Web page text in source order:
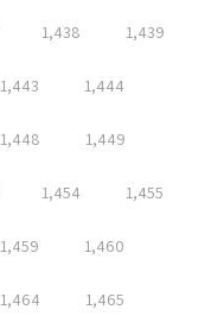
1,438 1,439
1,443 1,444
1,448 1,449
1,454 1,455
1,459 1,460
1,464 1,465